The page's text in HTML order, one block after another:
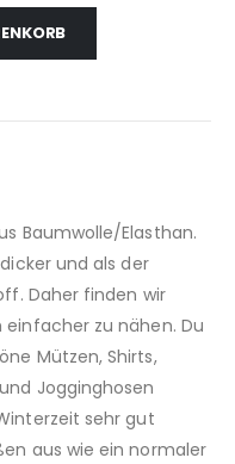
Baumwolle/Elasthan.
und als der
Daher finden wir
zu nähen. Du
Mützen, Shirts,
Jogginghosen
sehr gut
aus wie ein normaler